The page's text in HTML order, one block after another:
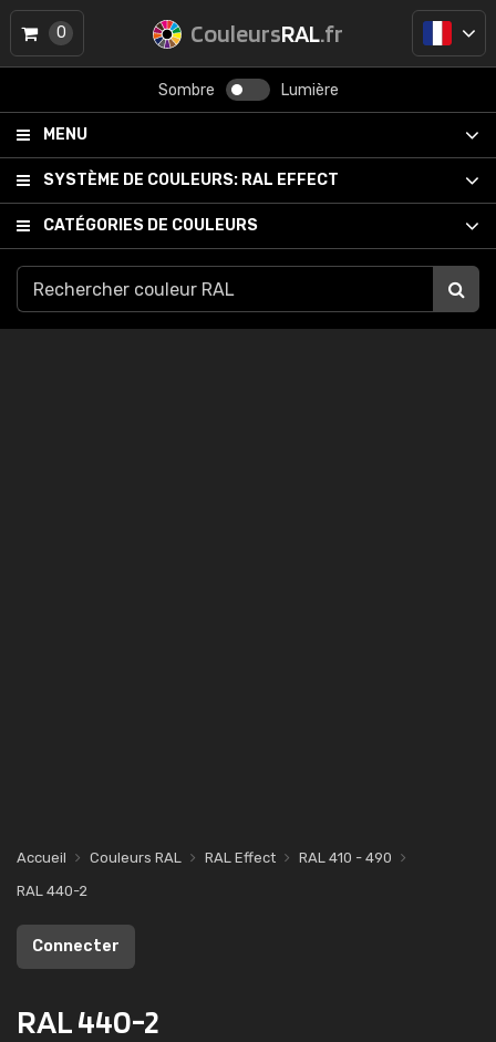
CouleursRAL.fr
Sombre Lumière
MENU
SYSTÈME DE COULEURS: RAL EFFECT
CATÉGORIES DE COULEURS
0
Accueil Couleurs RAL RAL Effect
RAL 410 - 490
RAL 440-2
Connecter
RAL 440-2